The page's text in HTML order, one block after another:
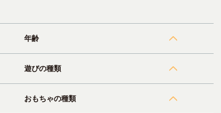
年齢
遊びの種類
おもちゃの種類